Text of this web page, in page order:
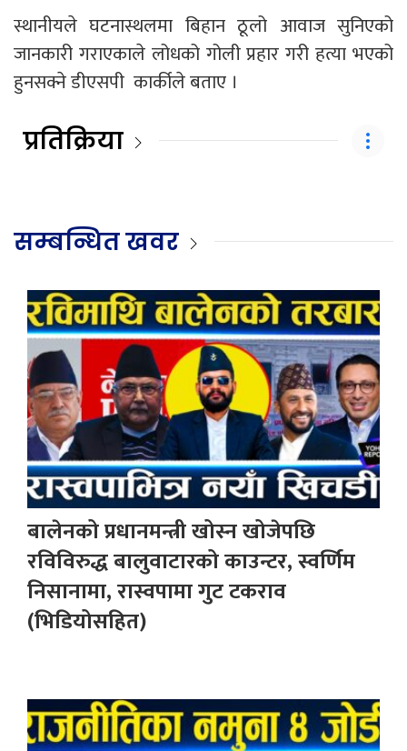
स्थानीयले घटनास्थलमा बिहान ठूलो आवाज सुनिएको
जानकारी गराएकाले लोधको गोली प्रहार गरी हत्या भएको
हुनसक्ने डीएसपी कार्कीले बताए ।
प्रतिक्रिया
सम्बन्धित खवर
बालेनको प्रधानमन्त्री खोस्न खोजेपछि
रविविरुद्ध बालुवाटारको काउन्टर, स्वर्णिम
निसानामा, रास्वपामा गुट टकराव
(भिडियोसहित)